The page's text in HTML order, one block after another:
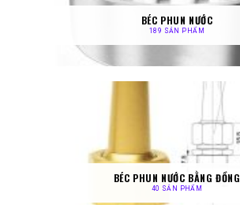
BÉC PHUN NƯỚC
189 SẢN PHẨM
BÉC PHUN NƯỚC BẰNG ĐỒNG
40 SẢN PHẨM